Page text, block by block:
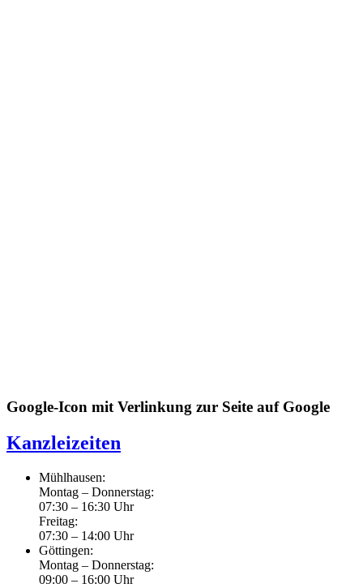
Google-Icon mit Verlinkung zur Seite auf Google
Kanzleizeiten
Mühlhausen:
Montag – Donnerstag:
07:30 – 16:30 Uhr
Freitag:
07:30 – 14:00 Uhr
Göttingen:
Montag – Donnerstag:
09:00 – 16:00 Uhr